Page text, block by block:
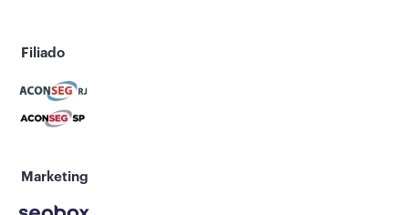
Filiado
Marketing